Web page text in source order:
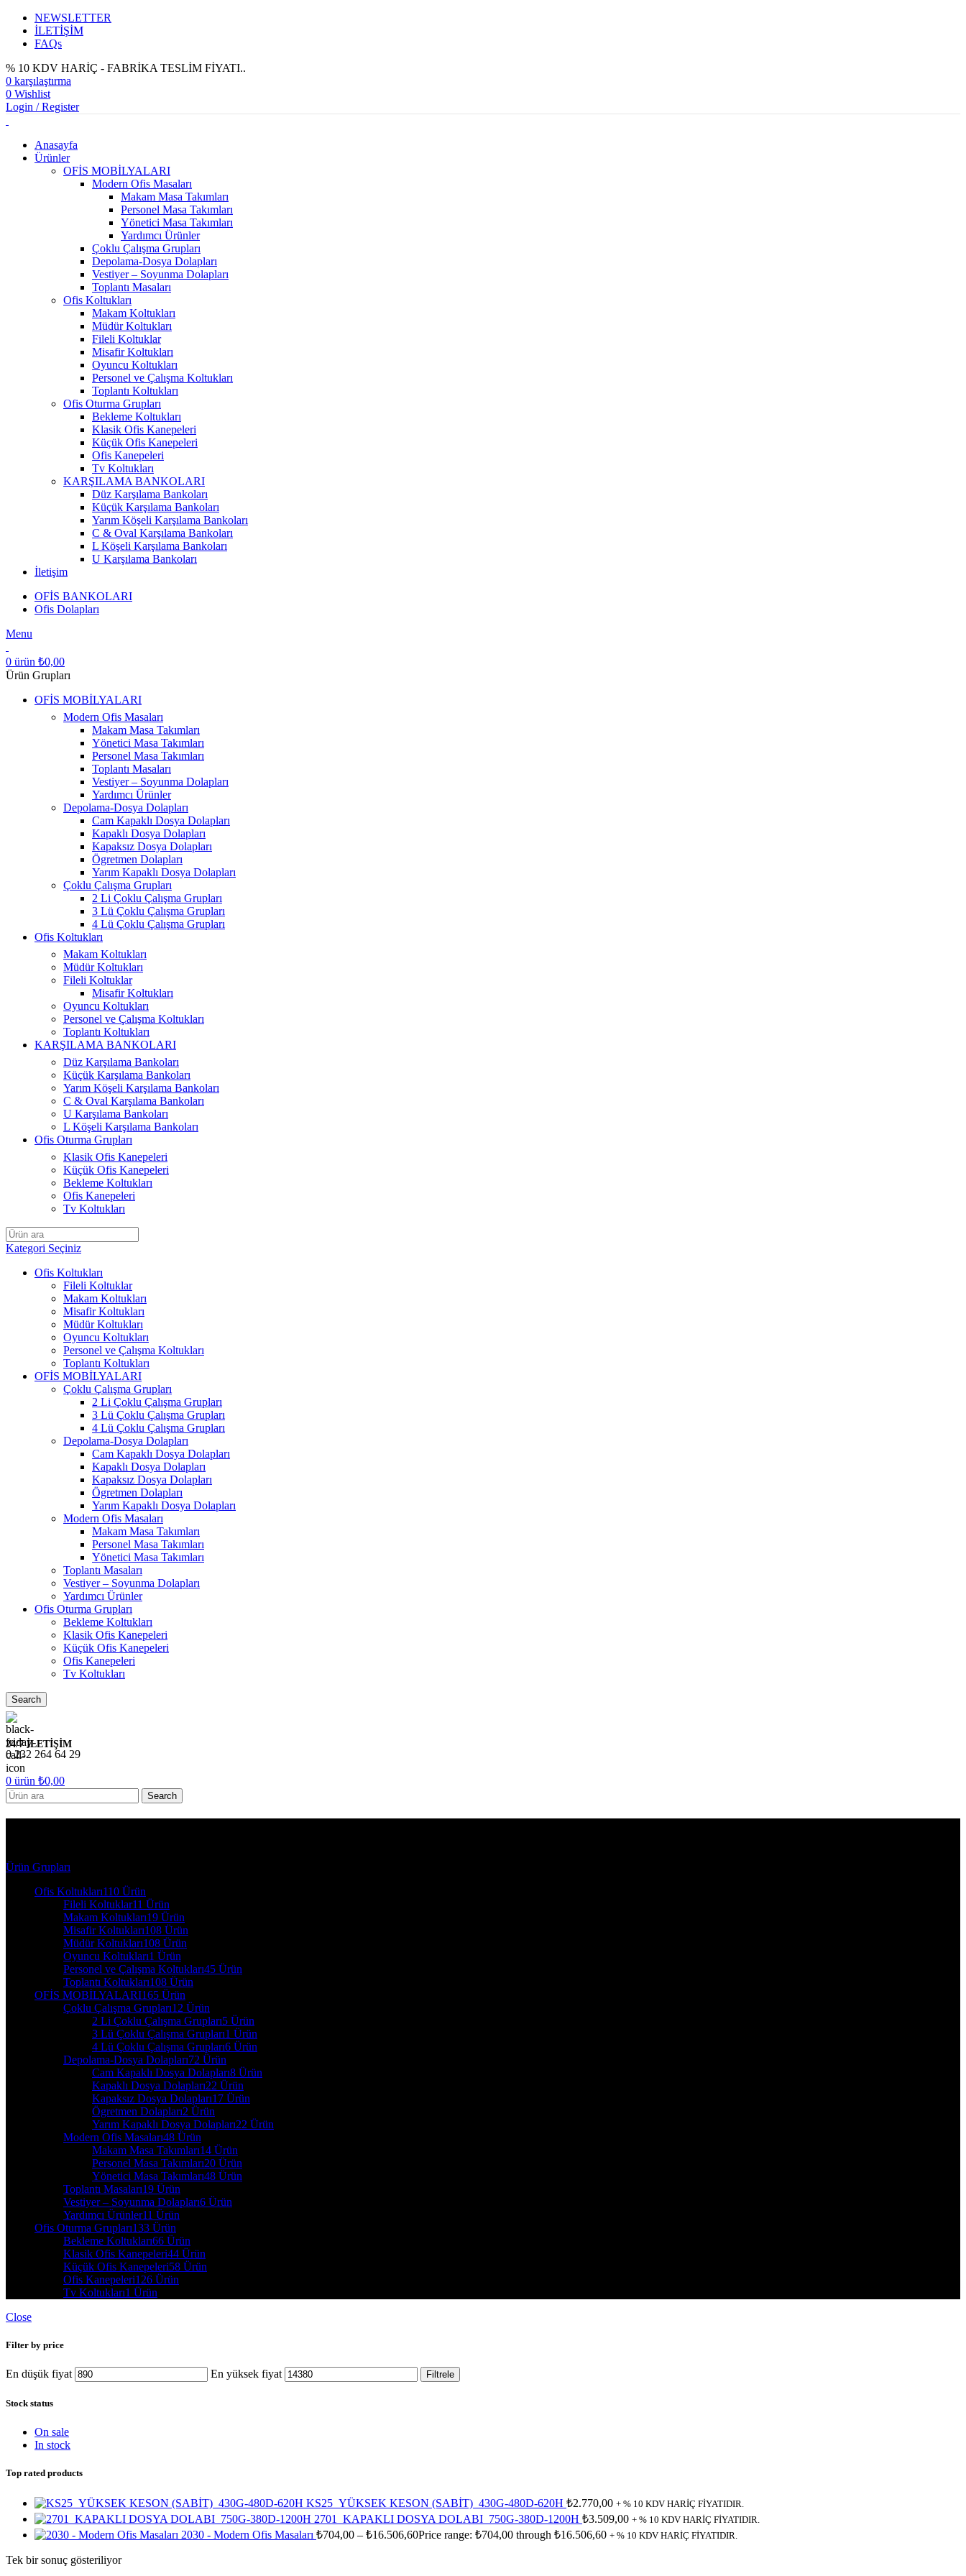
NEWSLETTER
İLETİŞİM
FAQs
% 10 KDV HARİÇ - FABRİKA TESLİM FİYATI..
0 karşılaştırma
0 Wishlist
Login / Register
Anasayfa
Ürünler
OFİS MOBİLYALARI
Modern Ofis Masaları
Makam Masa Takımları
Personel Masa Takımları
Yönetici Masa Takımları
Yardımcı Ürünler
Çoklu Çalışma Grupları
Depolama-Dosya Dolapları
Vestiyer – Soyunma Dolapları
Toplantı Masaları
Ofis Koltukları
Makam Koltukları
Müdür Koltukları
Fileli Koltuklar
Misafir Koltukları
Oyuncu Koltukları
Personel ve Çalışma Koltukları
Toplantı Koltukları
Ofis Oturma Grupları
Bekleme Koltukları
Klasik Ofis Kanepeleri
Küçük Ofis Kanepeleri
Ofis Kanepeleri
Tv Koltukları
KARŞILAMA BANKOLARI
Düz Karşılama Bankoları
Küçük Karşılama Bankoları
Yarım Köşeli Karşılama Bankoları
C & Oval Karşılama Bankoları
L Köşeli Karşılama Bankoları
U Karşılama Bankoları
İletişim
OFİS BANKOLARI
Ofis Dolapları
Menu
0 ürün ₺0,00
Ürün Grupları
OFİS MOBİLYALARI
Modern Ofis Masaları
Makam Masa Takımları
Yönetici Masa Takımları
Personel Masa Takımları
Toplantı Masaları
Vestiyer – Soyunma Dolapları
Yardımcı Ürünler
Depolama-Dosya Dolapları
Cam Kapaklı Dosya Dolapları
Kapaklı Dosya Dolapları
Kapaksız Dosya Dolapları
Ögretmen Dolapları
Yarım Kapaklı Dosya Dolapları
Çoklu Çalışma Grupları
2 Li Çoklu Çalışma Grupları
3 Lü Çoklu Çalışma Grupları
4 Lü Çoklu Çalışma Grupları
Ofis Koltukları
Makam Koltukları
Müdür Koltukları
Fileli Koltuklar
Misafir Koltukları
Oyuncu Koltukları
Personel ve Çalışma Koltukları
Toplantı Koltukları
KARŞILAMA BANKOLARI
Düz Karşılama Bankoları
Küçük Karşılama Bankoları
Yarım Köşeli Karşılama Bankoları
C & Oval Karşılama Bankoları
U Karşılama Bankoları
L Köşeli Karşılama Bankoları
Ofis Oturma Grupları
Klasik Ofis Kanepeleri
Küçük Ofis Kanepeleri
Bekleme Koltukları
Ofis Kanepeleri
Tv Koltukları
Kategori Seçiniz
Ofis Koltukları
Fileli Koltuklar
Makam Koltukları
Misafir Koltukları
Müdür Koltukları
Oyuncu Koltukları
Personel ve Çalışma Koltukları
Toplantı Koltukları
OFİS MOBİLYALARI
Çoklu Çalışma Grupları
2 Li Çoklu Çalışma Grupları
3 Lü Çoklu Çalışma Grupları
4 Lü Çoklu Çalışma Grupları
Depolama-Dosya Dolapları
Cam Kapaklı Dosya Dolapları
Kapaklı Dosya Dolapları
Kapaksız Dosya Dolapları
Ögretmen Dolapları
Yarım Kapaklı Dosya Dolapları
Modern Ofis Masaları
Makam Masa Takımları
Personel Masa Takımları
Yönetici Masa Takımları
Toplantı Masaları
Vestiyer – Soyunma Dolapları
Yardımcı Ürünler
Ofis Oturma Grupları
Bekleme Koltukları
Klasik Ofis Kanepeleri
Küçük Ofis Kanepeleri
Ofis Kanepeleri
Tv Koltukları
Search
24/7 İLETİŞİM
0 232 264 64 29
0 ürün ₺0,00
Search
Ürün Grupları
Ofis Koltukları110 Ürün
Fileli Koltuklar11 Ürün
Makam Koltukları19 Ürün
Misafir Koltukları108 Ürün
Müdür Koltukları108 Ürün
Oyuncu Koltukları1 Ürün
Personel ve Çalışma Koltukları45 Ürün
Toplantı Koltukları108 Ürün
OFİS MOBİLYALARI165 Ürün
Çoklu Çalışma Grupları12 Ürün
2 Li Çoklu Çalışma Grupları5 Ürün
3 Lü Çoklu Çalışma Grupları1 Ürün
4 Lü Çoklu Çalışma Grupları6 Ürün
Depolama-Dosya Dolapları72 Ürün
Cam Kapaklı Dosya Dolapları8 Ürün
Kapaklı Dosya Dolapları22 Ürün
Kapaksız Dosya Dolapları17 Ürün
Ögretmen Dolapları2 Ürün
Yarım Kapaklı Dosya Dolapları22 Ürün
Modern Ofis Masaları48 Ürün
Makam Masa Takımları14 Ürün
Personel Masa Takımları20 Ürün
Yönetici Masa Takımları48 Ürün
Toplantı Masaları19 Ürün
Vestiyer – Soyunma Dolapları6 Ürün
Yardımcı Ürünler11 Ürün
Ofis Oturma Grupları133 Ürün
Bekleme Koltukları66 Ürün
Klasik Ofis Kanepeleri44 Ürün
Küçük Ofis Kanepeleri58 Ürün
Ofis Kanepeleri126 Ürün
Tv Koltukları1 Ürün
Close
Filter by price
En düşük fiyat En yüksek fiyat Filtrele
Stock status
On sale
In stock
Top rated products
KS25_YÜKSEK KESON (SABİT)_430G-480D-620H ₺2.770,00 + % 10 KDV HARİÇ FİYATIDIR.
2701_KAPAKLI DOSYA DOLABI_750G-380D-1200H ₺3.509,00 + % 10 KDV HARİÇ FİYATIDIR.
2030 - Modern Ofis Masaları ₺704,00 – ₺16.506,60Price range: ₺704,00 through ₺16.506,60 + % 10 KDV HARİÇ FİYATIDIR.
Tek bir sonuç gösteriliyor